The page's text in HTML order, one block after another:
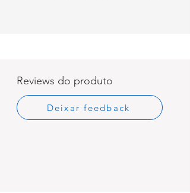
Reviews do produto
Deixar feedback